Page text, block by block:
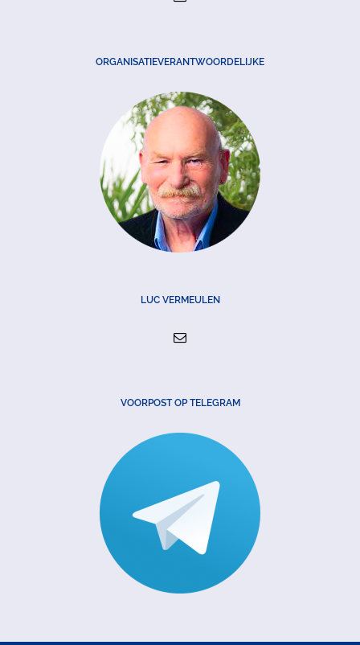
ORGANISATIEVERANTWOORDELIJKE
LUC VERMEULEN
VOORPOST OP TELEGRAM